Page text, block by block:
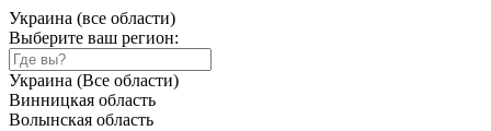
Украина (все области)
Выберите ваш регион:
Украина (Все области)
Винницкая область
Волынская область